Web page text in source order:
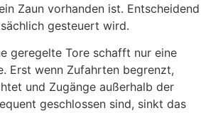
Zaun vorhanden ist. Entscheidend
gesteuert wird.
geregelte Tore schafft nur eine
Erst wenn Zufahrten begrenzt,
und Zugänge außerhalb der
geschlossen sind, sinkt das